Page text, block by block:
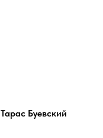
Тарас Буевский